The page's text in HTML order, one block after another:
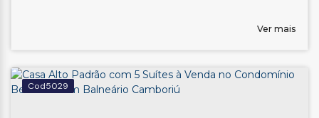
Ver mais
5029